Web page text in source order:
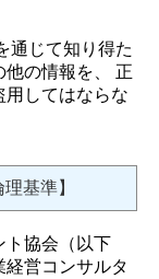
通じて知り得た
の情報を、 正
用してはならな
基準】
ト協会（以下
経営コンサルタ